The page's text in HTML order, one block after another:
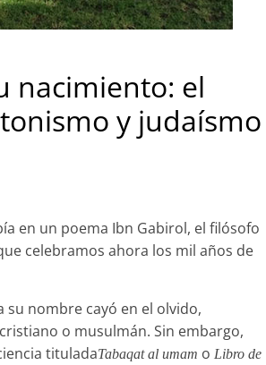
nacimiento: el
y judaísmo
en un poema Ibn Gabirol, el filósofo
celebramos ahora los mil años de
su nombre cayó en el olvido,
o musulmán. Sin embargo,
tituladaTabaqat al umam o Libro de